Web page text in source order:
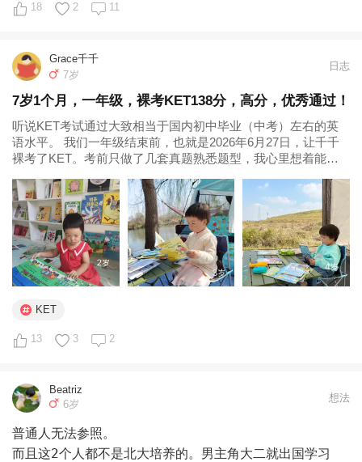
有自招目标，那培养自学能力外加专业系统的培优就必不可
有，就需要家长根据孩子需求提供一些资源，供孩子评估和
选择。
我不是鸡娃家长，没有规划过择校，虽然陪孩子成长的时间
一点不比鸡娃家长少。我从来不觉得自家的孩子是牛蛙或普
娃，他就是一直在生机勃勃的以他自己的方式茁壮成长，长
成自己希望的样子。
当孩子生机勃勃的时候，家长如果控制不住自己的焦虑，就
尽量远离焦虑人群吧。
18 2 11
Grace千千
7岁
日志
7岁1个月，一年级，裸考KET138分，高分，优秀通过！
听说KET考试通过大致相当于国内初中毕业（中考）左右的英
语水平。 我们一年级结束前，也就是2026年6月27日，让千千
裸考了KET。考前只做了几套真题熟悉题型，我心里想着能拿
KET
13 3 2
Beatriz
6岁
想法
普通人无法参照。
而且这2个人都不是北大培养的。男主角大二就出国学习